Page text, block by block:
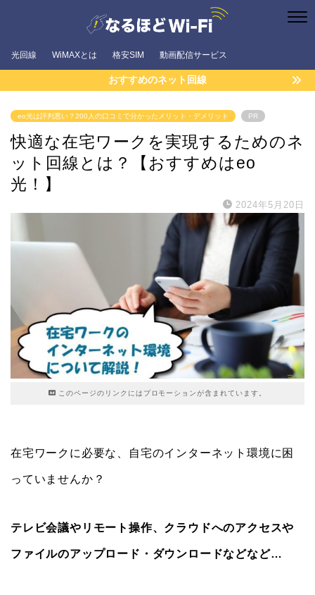
光回線 WiMAXとは 格安SIM 動画配信サービス
おすすめのネット回線
eo光は評判悪い？200人の口コミで分かったメリット・デメリット PR
快適な在宅ワークを実現するためのネ
ット回線とは？【おすすめはeo
光！】
2024年5月20日
このページのリンクにはプロモーションが含まれています。
在宅ワークに必要な、自宅のインターネット環境に困
っていませんか？
テレビ会議やリモート操作、クラウドへのアクセスや
ファイルのアップロード・ダウンロードなどなど…